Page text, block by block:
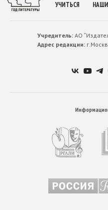
УЧИТЬСЯ
Учредитель:АО
Адрес редакции: